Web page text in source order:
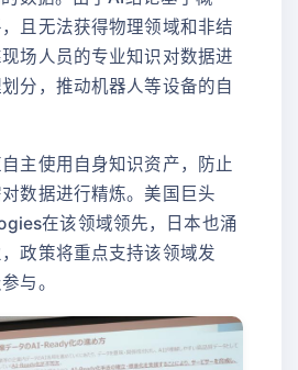
且无法获得物理领域和非结
场人员的专业知识对数据进
分，推动机器人等设备的自
主使用自身知识资产，防止
数据进行精炼。美国巨头
在该领域领先，日本也涌
政策将重点支持该领域发
与。